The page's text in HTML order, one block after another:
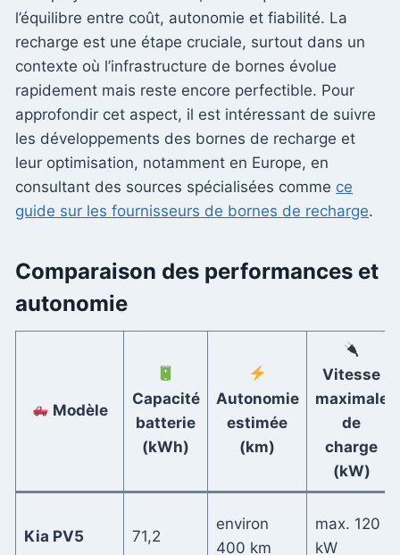
l’équilibre entre coût, autonomie et fiabilité. La
recharge est une étape cruciale, surtout dans un
contexte où l’infrastructure de bornes évolue
rapidement mais reste encore perfectible. Pour
approfondir cet aspect, il est intéressant de suivre
les développements des bornes de recharge et
leur optimisation, notamment en Europe, en
consultant des sources spécialisées comme ce
guide sur les fournisseurs de bornes de recharge.
Comparaison des performances et
autonomie
Modèle
Capacité
batterie
(kWh)
Autonomie
estimée
(km)
Vitesse
maximale
de
charge
(kW)
Kia PV5 71,2
environ
400 km
max. 120
kW